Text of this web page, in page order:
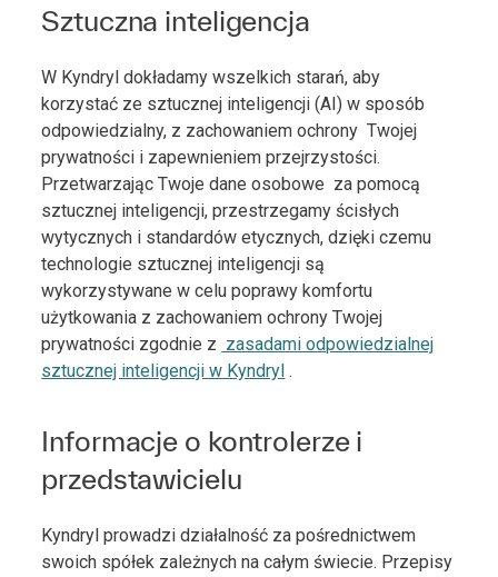
Sztuczna inteligencja
W Kyndryl dokładamy wszelkich starań, aby
korzystać ze sztucznej inteligencji (AI) w sposób
odpowiedzialny, z zachowaniem ochrony Twojej
prywatności i zapewnieniem przejrzystości.
Przetwarzając Twoje dane osobowe za pomocą
sztucznej inteligencji, przestrzegamy ścisłych
wytycznych i standardów etycznych, dzięki czemu
technologie sztucznej inteligencji są
wykorzystywane w celu poprawy komfortu
użytkowania z zachowaniem ochrony Twojej
prywatności zgodnie z zasadami odpowiedzialnej
sztucznej inteligencji w Kyndryl .
Informacje o kontrolerze i
przedstawicielu
Kyndryl prowadzi działalność za pośrednictwem
swoich spółek zależnych na całym świecie. Przepisy